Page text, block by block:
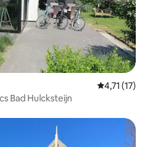
4,71 de uma
4,71 (17)
Bad Hulcksteijn